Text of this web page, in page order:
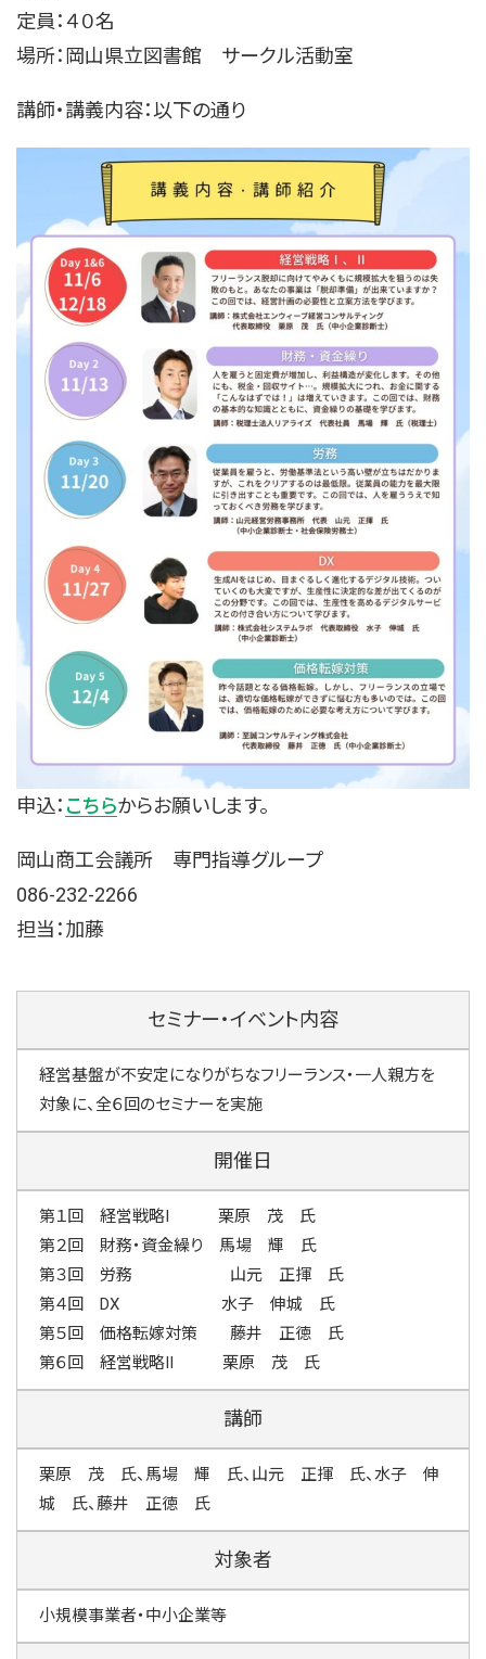
定員：４０名
場所：岡山県立図書館 サークル活動室
講師・講義内容：以下の通り
申込： こちらからお願いします。
岡山商工会議所 専門指導グループ
086-232-2266
担当：加藤
セミナー・イベント内容
経営基盤が不安定になりがちなフリーランス・一人親方を
対象に、全６回のセミナーを実施
開催日
第１回 経営戦略Ⅰ 栗原 茂 氏
第２回 財務・資金繰り 馬場 輝 氏
第３回 労務 山元 正揮 氏
第４回 DX 水子 伸城 氏
第５回 価格転嫁対策 藤井 正徳 氏
第６回 経営戦略Ⅱ 栗原 茂 氏
講師
栗原 茂 氏、馬場 輝 氏、山元 正揮 氏、水子 伸
城 氏、藤井 正徳 氏
対象者
小規模事業者・中小企業等